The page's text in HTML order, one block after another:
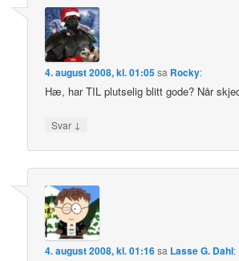
4. august 2008, kl. 01:05sa Rocky:
Hæ, har TIL plutselig blitt gode? Når
Svar ↓
4. august 2008, kl. 01:16sa Lasse G. Dahl: